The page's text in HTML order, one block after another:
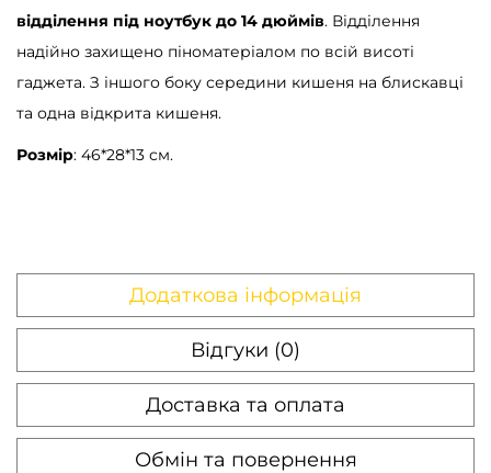
відділення під ноутбук до 14 дюймів. Відділення
надійно захищено піноматеріалом по всій висоті
гаджета. З іншого боку середини кишеня на блискавці
та одна відкрита кишеня.
Розмір: 46*28*13 см.
Додаткова інформація
Відгуки (0)
Доставка та оплата
Обмін та повернення